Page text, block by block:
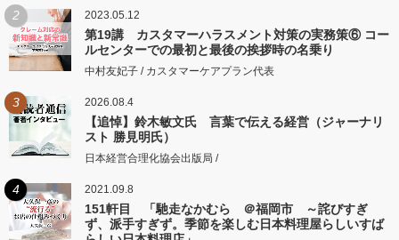
2 2023.05.12
第19講 カスタマーハラスメント対策の実務策⑥ コー
ルセンターでの最初と最後の挨拶時の名乗り
中村友妃子 / カスタマーケアプラン代表
3 2026.08.4
【追悼】鈴木敏文氏 言葉で伝える経営（ジャーナリ
スト 勝見明氏）
日本経営合理化協会出版局 /
4 2021.09.8
151軒目 「馳走なかむら ＠福岡市 ～詫びすぎ
ず、派手すぎず。季節を楽しむ日本料理屋らしいすば